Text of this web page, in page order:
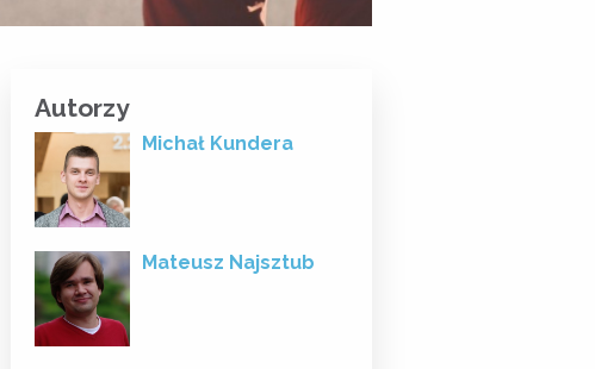
Autorzy
Michał Kundera
Mateusz Najsztub